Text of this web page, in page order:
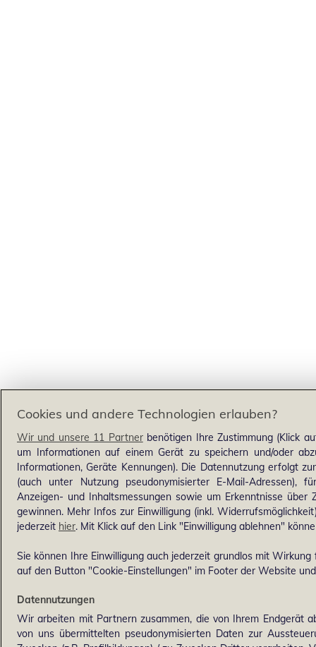
Cookies und andere Technologien erlauben?
Wir und unsere 11 Partnerbenötigen Ihre Zustimmung (Klick
um Informationen auf einem Gerät zu speichern und/oder
Informationen, Geräte Kennungen). Die Datennutzung erfolgt
(auch unter Nutzung pseudonymisierter E-Mail-Adressen),
Anzeigen- und Inhaltsmessungen sowie um Erkenntnisse über
gewinnen. Mehr Infos zur Einwilligung (inkl.
jederzeit hier. Mit Klick auf den Link "Einwilligung ablehnen"
Sie können Ihre Einwilligung auch jederzeit grundlos mit
auf den Button "Cookie-Einstellungen" im Footer der Website
Datennutzungen
Wir arbeiten mit Partnern zusammen, die von Ihrem Endgerät
von uns übermittelten pseudonymisierten Daten zur